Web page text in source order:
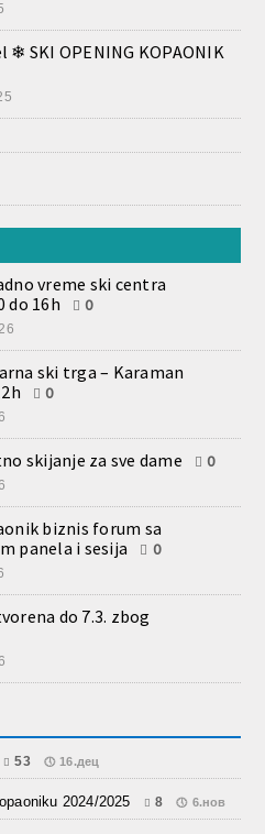
❄ SKI OPENING KOPAONIK
vreme ski centra
do 16h
0
ski trga – Karaman
0
skijanje za sve dame 0
biznis forum sa
panela i sesija
0
do 7.3. zbog
53 16.дец
2024/2025 8 6.нов